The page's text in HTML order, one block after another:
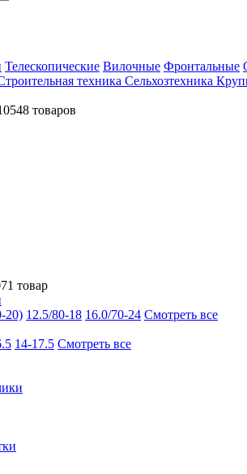
Телескопические Вилочные Фронтальные
техника Сельхозтехника
товаров
товар
20) 12.5/80-18 16.0/70-24 Смотреть все
14-17.5 Смотреть все